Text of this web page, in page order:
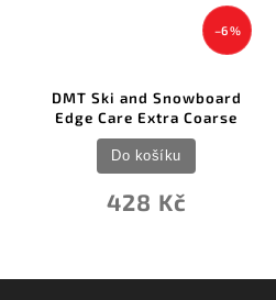
–6 %
DMT Ski and Snowboard
Edge Care Extra Coarse
428 Kč
Do košíku